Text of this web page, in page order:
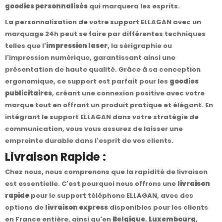
goodies personnalisés qui marquera les esprits.
La personnalisation de votre support ELLAGAN avec un
marquage 24h peut se faire par différentes techniques
telles que l'impression laser, la sérigraphie ou
l'impression numérique, garantissant ainsi une
présentation de haute qualité. Grâce à sa conception
ergonomique, ce support est parfait pour les goodies
publicitaires, créant une connexion positive avec votre
marque tout en offrant un produit pratique et élégant. En
intégrant le support ELLAGAN dans votre stratégie de
communication, vous vous assurez de laisser une
empreinte durable dans l'esprit de vos clients.
Livraison Rapide :
Chez nous, nous comprenons que la rapidité de livraison
est essentielle. C'est pourquoi nous offrons une livraison
rapide pour le support téléphone ELLAGAN, avec des
options de livraison express disponibles pour les clients
en France entière, ainsi qu'en Belgique, Luxembourg,